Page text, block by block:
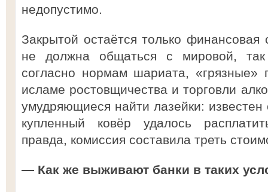
недопустимо.
Закрытой остаётся только финансовая
не должна общаться с мировой, так
согласно нормам шариата,
исламе ростовщичества и торговли
умудряющиеся найти лазейки: известен
купленный ковёр удалось
правда, комиссия составила треть
— Как же выживают банки в таких